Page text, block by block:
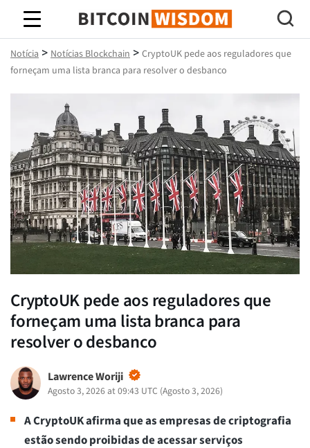
Sabedoria do Bitcoin
Notícia > Notícias Blockchain > CryptoUK pede aos reguladores que
forneçam uma lista branca para resolver o desbanco
CryptoUK pede aos reguladores que
forneçam uma lista branca para
resolver o desbanco
Lawrence Woriji
Agosto 3, 2026 at 09:43 UTC (Agosto 3, 2026)
A CryptoUK afirma que as empresas de criptografia
estão sendo proibidas de acessar serviços